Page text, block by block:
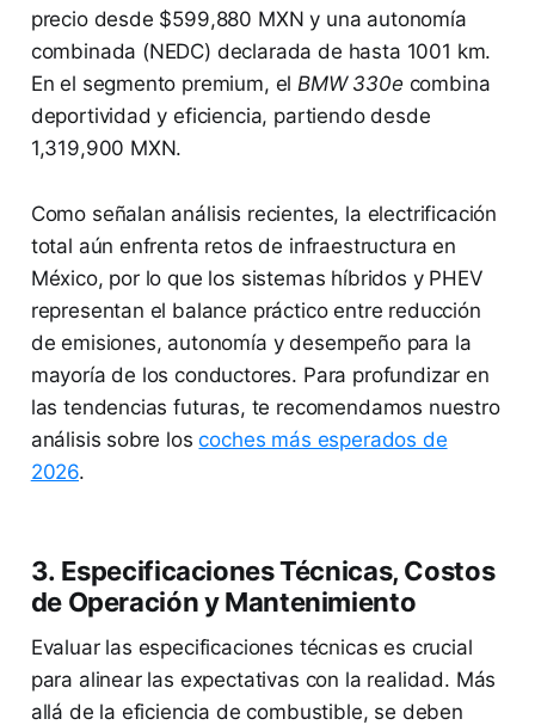
precio desde $599,880 MXN y una autonomía
combinada (NEDC) declarada de hasta 1001 km.
En el segmento premium, el BMW 330e combina
deportividad y eficiencia, partiendo desde
1,319,900 MXN.
Como señalan análisis recientes, la electrificación
total aún enfrenta retos de infraestructura en
México, por lo que los sistemas híbridos y PHEV
representan el balance práctico entre reducción
de emisiones, autonomía y desempeño para la
mayoría de los conductores. Para profundizar en
las tendencias futuras, te recomendamos nuestro
análisis sobre loscoches más esperados de
2026.
3. Especificaciones Técnicas, Costos
de Operación y Mantenimiento
Evaluar las especificaciones técnicas es crucial
para alinear las expectativas con la realidad. Más
allá de la eficiencia de combustible, se deben